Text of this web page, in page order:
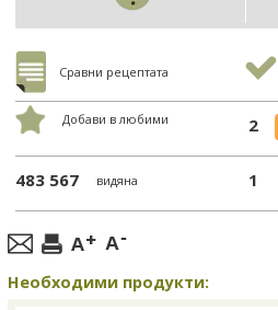
Сравни рецептата
Добави в любими 2
483 567 видяна 1
Необходими продукти: